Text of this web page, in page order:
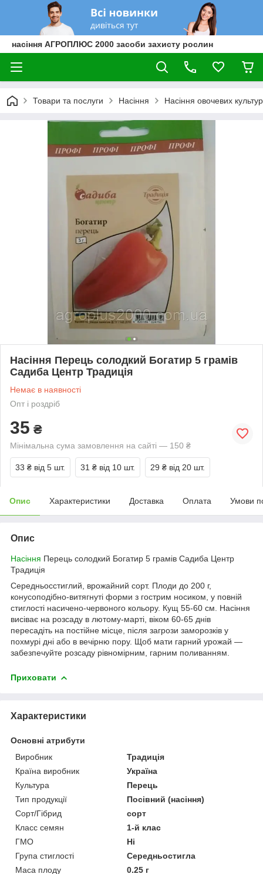
насіння АГРОПЛЮС 2000 засоби захисту рослин
Товари та послуги Насіння Насіння овочевих культур
Насіння Перець солодкий Богатир 5 грамів
Садиба Центр Традиція
Немає в наявності
Опт і роздріб
35 ₴
Мінімальна сума замовлення на сайті — 150 ₴
33 ₴ від 5 шт. 31 ₴ від 10 шт. 29 ₴ від 20 шт.
Опис Характеристики Доставка Оплата Умови
Опис
Насіння Перець солодкий Богатир 5 грамів Садиба Центр
Традиція
Середньосстиглий, врожайний сорт. Плоди до 200 г,
конусоподібно-витягнуті форми з гострим носиком, у повній
стиглості насичено-червоного кольору. Кущ 55-60 см. Насіння
висіває на розсаду в лютому-марті, віком 60-65 днів
пересадіть на постійне місце, після загрози заморозків у
похмурі дні або в вечірню пору. Щоб мати гарний урожай —
забезпечуйте розсаду рівномірним, гарним поливанням.
Приховати
Характеристики
Основні атрибути
Виробник
Традиція
Країна виробник
Україна
Культура
Перець
Тип продукції
Посівний (насіння)
Сорт/Гібрид
сорт
Класс семян
1-й клас
ГМО
Ні
Група стиглості
Середньостигла
Маса плоду
0.25 г